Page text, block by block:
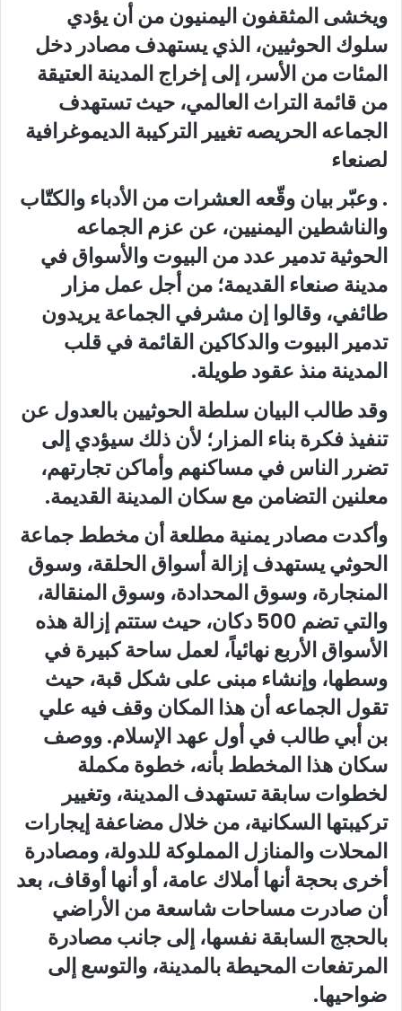
ويخشى المثقفون اليمنيون من أن يؤدي
سلوك الحوثيين، الذي يستهدف مصادر دخل
المئات من الأسر، إلى إخراج المدينة العتيقة
من قائمة التراث العالمي، حيث تستهدف
الجماعه الحريصه تغيير التركيبة الديموغرافية
لصنعاء
. وعبّر بيان وقّعه العشرات من الأدباء والكتّاب
والناشطين اليمنيين، عن عزم الجماعه
الحوثية تدمير عدد من البيوت والأسواق في
مدينة صنعاء القديمة؛ من أجل عمل مزار
طائفي، وقالوا إن مشرفي الجماعة يريدون
تدمير البيوت والدكاكين القائمة في قلب
المدينة منذ عقود طويلة.
وقد طالب البيان سلطة الحوثيين بالعدول عن
تنفيذ فكرة بناء المزار؛ لأن ذلك سيؤدي إلى
تضرر الناس في مساكنهم وأماكن تجارتهم،
معلنين التضامن مع سكان المدينة القديمة.
وأكدت مصادر يمنية مطلعة أن مخطط جماعة
الحوثي يستهدف إزالة أسواق الحلقة، وسوق
المنجارة، وسوق المحدادة، وسوق المنقالة،
والتي تضم 500 دكان، حيث ستتم إزالة هذه
الأسواق الأربع نهائياً، لعمل ساحة كبيرة في
وسطها، وإنشاء مبنى على شكل قبة، حيث
تقول الجماعه أن هذا المكان وقف فيه علي
بن أبي طالب في أول عهد الإسلام. ووصف
سكان هذا المخطط بأنه، خطوة مكملة
لخطوات سابقة تستهدف المدينة، وتغيير
تركيبتها السكانية، من خلال مضاعفة إيجارات
المحلات والمنازل المملوكة للدولة، ومصادرة
أخرى بحجة أنها أملاك عامة، أو أنها أوقاف، بعد
أن صادرت مساحات شاسعة من الأراضي
بالحجج السابقة نفسها، إلى جانب مصادرة
المرتفعات المحيطة بالمدينة، والتوسع إلى
ضواحيها.